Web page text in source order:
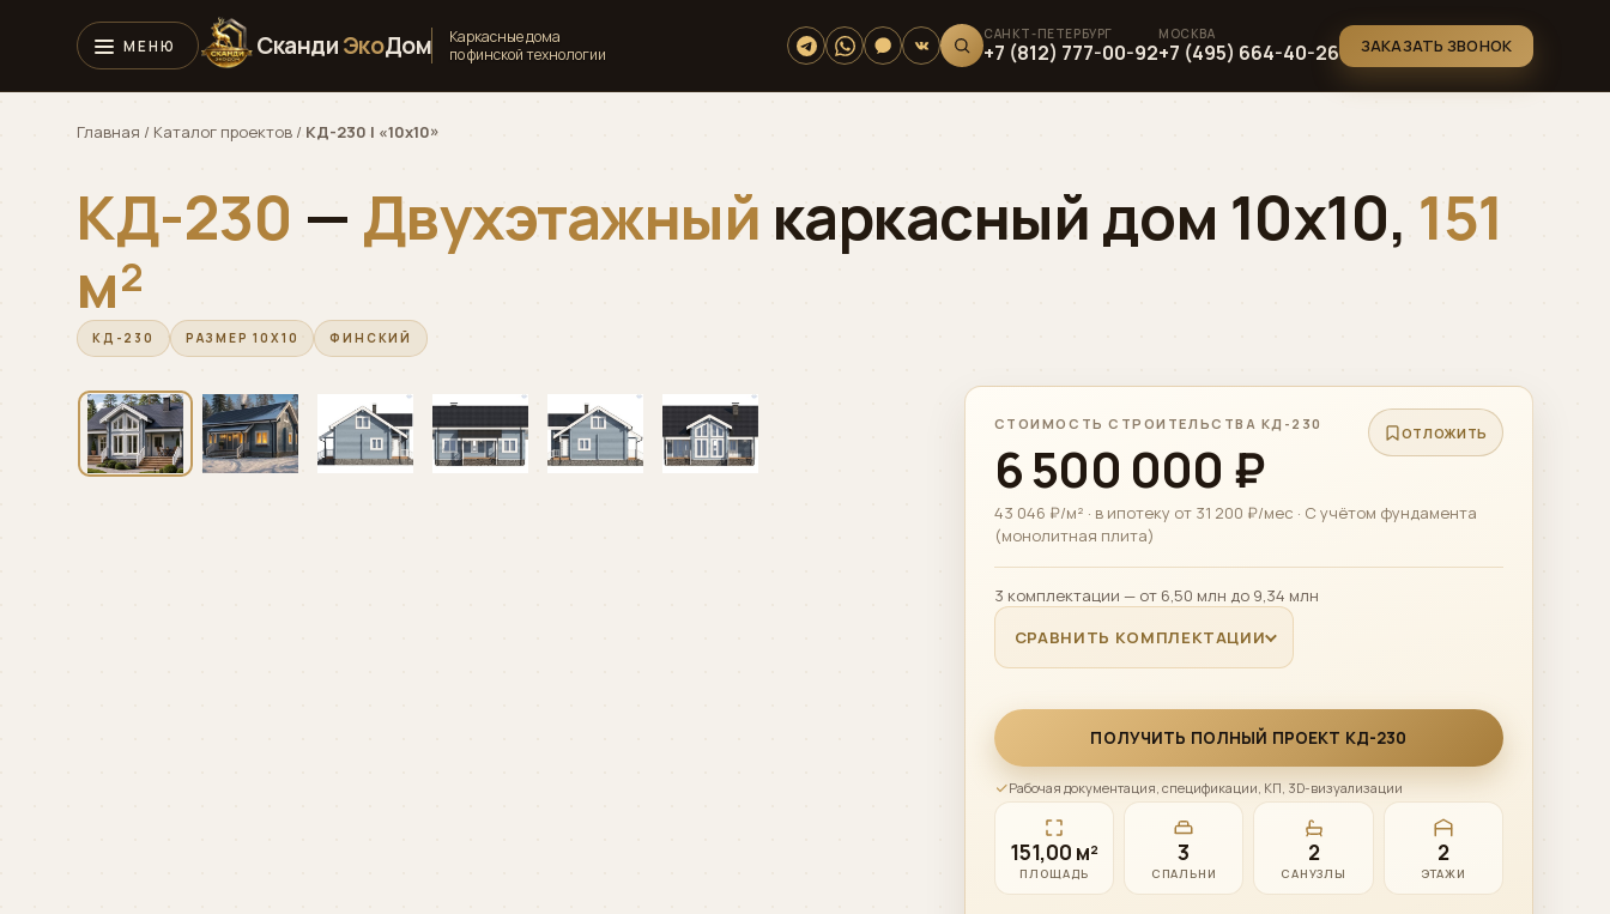
СкандиЭкоДом
Каркасные дома
по финской технологии
+7 (812) 777-00-92+7 (495) 664-40-26 ЗАКАЗАТЬ ЗВОНОК
Главная / Каталог проектов / КД-230 | «10х10»
КД-230 — Двухэтажный каркасный дом 10х10, 151
м²
КД-230 РАЗМЕР 10Х10 ФИНСКИЙ
‹
ОТЛОЖИТЬ
СТОИМОСТЬ СТРОИТЕЛЬСТВА КД-230
6 500 000 ₽
43 046 ₽/м² · в ипотеку от 31 200 ₽/мес · С учётом фундамента
(монолитная плита)
3 комплектации — от 6,50 млн до 9,34 млн
СРАВНИТЬ КОМПЛЕКТАЦИИ
ПОЛУЧИТЬ ПОЛНЫЙ ПРОЕКТ КД-230
Рабочая документация, спецификации, КП, 3D-визуализации
151,00 м²
ПЛОЩАДЬ
3
СПАЛЬНИ
2
САНУЗЛЫ
2
ЭТАЖИ